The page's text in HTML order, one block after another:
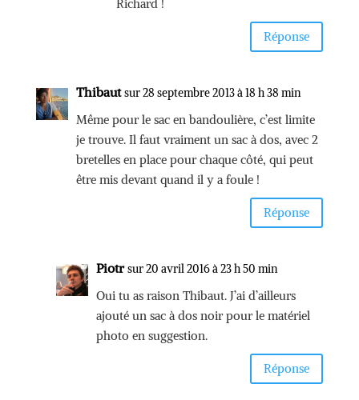
Richard !
Réponse
Thibaut sur 28 septembre 2013 à 18 h 38 min
Même pour le sac en bandoulière, c’est limite
je trouve. Il faut vraiment un sac à dos, avec 2
bretelles en place pour chaque côté, qui peut
être mis devant quand il y a foule !
Réponse
Piotr sur 20 avril 2016 à 23 h 50 min
Oui tu as raison Thibaut. J’ai d’ailleurs
ajouté un sac à dos noir pour le matériel
photo en suggestion.
Réponse